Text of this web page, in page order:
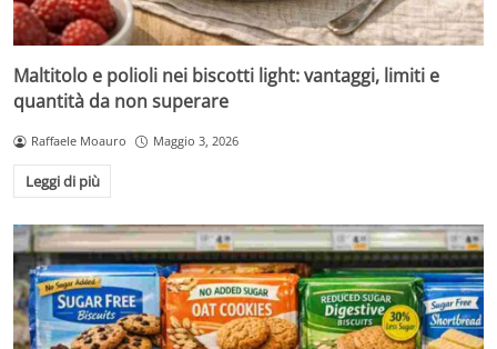
Maltitolo e polioli nei biscotti light: vantaggi, limiti e
quantità da non superare
Raffaele Moauro Maggio 3, 2026
Leggi di più